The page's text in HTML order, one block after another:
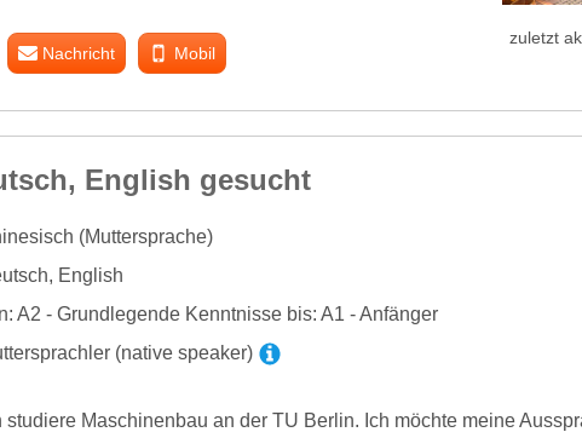
Nachricht Mobil
zuletzt
English gesucht
(Muttersprache)
English
A2 - Grundlegende Kenntnisse bis: A1 - Anfänger
(native speaker)
studiere Maschinenbau an der TU Berlin. Ich möchte meine